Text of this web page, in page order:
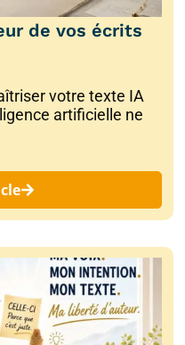
de vos écrits
votre texte IA
artificielle ne